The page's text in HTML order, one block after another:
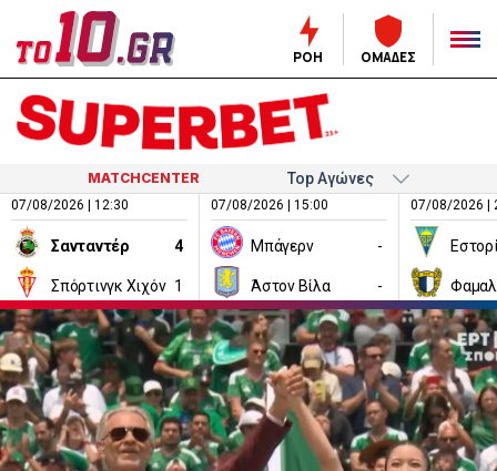
ΡΟΗ ΟΜΑΔΕΣ
MATCHCENTER
07/08/2026 | 12:30
Σανταντέρ 4
Σπόρτινγκ Χιχόν 1
07/08/2026 | 15:00
Μπάγερν -
Άστον Βίλα -
07/08/2026 |